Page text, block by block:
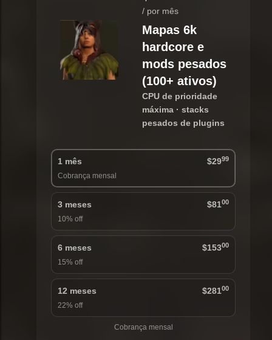
/ por mês
Mapas 6k
hardcore e
mods pesados
(100+ ativos)
CPU de prioridade
máxima · stacks
pesados de plugins
1 mês $2999
Cobrança mensal
3 meses $8100
10% off
6 meses $15300
15% off
12 meses $28100
22% off
Cobrança mensal